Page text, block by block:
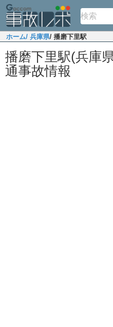
ホーム/ 兵庫県/ 播磨下里駅
播磨下里駅(兵庫
通事故情報